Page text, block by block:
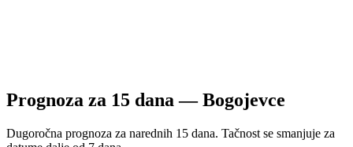
Prognoza za 15 dana —Bogojevce
Dugoročna prognoza za narednih 15 dana. Tačnost se smanjuje za